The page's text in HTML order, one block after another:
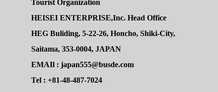
Tourist Organization
HEISEI ENTERPRISE,Inc. Head Office
HEG Buliding, 5-22-26, Honcho, Shiki-City,
Saitama, 353-0004, JAPAN
EMAIl : japan555@busde.com
Tel : +81-48-487-7024